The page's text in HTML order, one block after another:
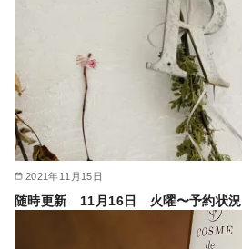
2021年11月15日
随時更新 11月16日 火曜〜予約状況